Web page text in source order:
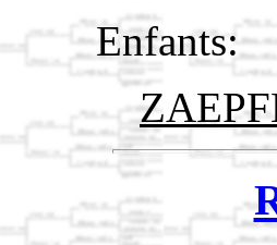
Enfants: